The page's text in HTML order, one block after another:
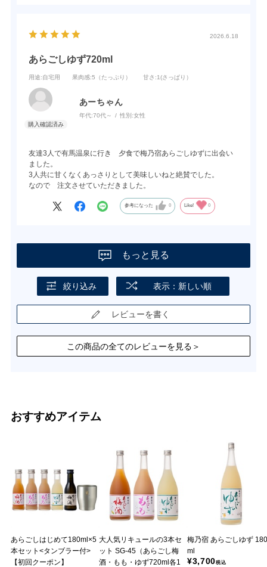
2026.6.18
あらごしゆず720ml
用途:自宅用 果肉感:5（たっぷり） 甘さ :1(さっぱり）
あーちゃん
年代:70代～ 性別:女性
友達3人で有馬温泉に行き 夕食で梅乃宿あらごしゆずに出会い
ました。
3人共に甘くなくあっさりとして美味しいねと絶賛でした。
なので 注文させていただきました。
参考になった 0 Like! 0
もっと見る
絞り込み 表示：新しい順
レビューを書く
この商品の全てのレビューを見る＞
おすすめアイテム
あらごしはじめて180ml×5
本セット<タンブラー付>
【初回クーポン】
大人気リキュールの3本セ
ット SG-45（あらごし梅
酒・もも・ゆず720ml各1
梅乃宿 あらごしゆず
ml
¥3,700税込